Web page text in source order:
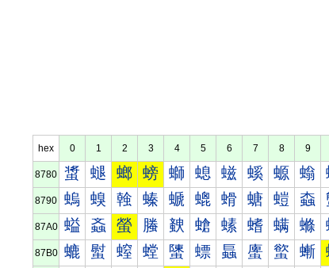
hex 0 1 2 3 4 5 6 7 8 9
8780 螀 螁 螂 螃 螄 螅 螆 螇 螈 螉
8790 螐 螑 螒 螓 螔 螕 螖 螗 螘 螙
87A0 螠 螡 螢 螣 螤 螥 螦 螧 螨 螩
87B0 螰 螱 螲 螳 螴 螵 螶 螷 螸 螹